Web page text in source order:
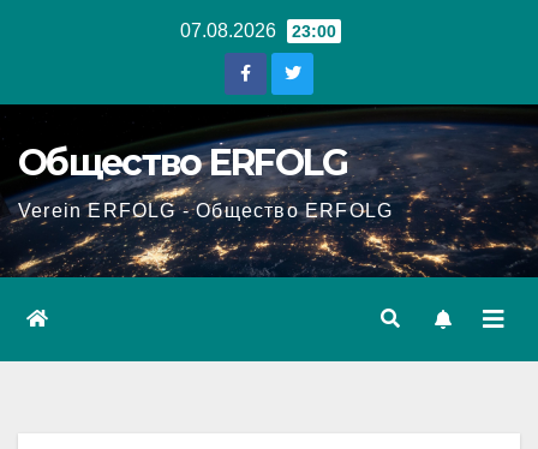
07.08.2026 23:00
Общество ERFOLG
Verein ERFOLG - Общество ERFOLG